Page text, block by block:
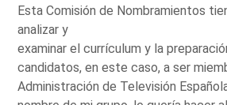
Esta Comisión de Nombramientos
analizar y
examinar el currículum y la
candidatos, en este caso, a ser
Administración de Televisión